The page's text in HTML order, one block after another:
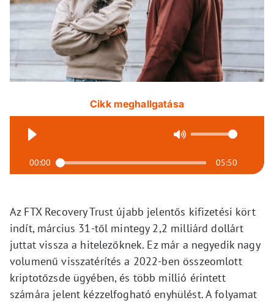
Cikk meghallgatása
00:00 05:50
Az FTX Recovery Trust újabb jelentős kifizetési kört
indít, március 31-től mintegy 2,2 milliárd dollárt
juttat vissza a hitelezőknek. Ez már a negyedik nagy
volumenű visszatérítés a 2022-ben összeomlott
kriptotőzsde ügyében, és több millió érintett
számára jelent kézzelfogható enyhülést. A folyamat